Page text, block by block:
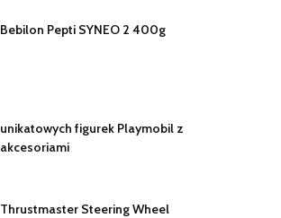
Bebilon Pepti SYNEO 2 400g
unikatowych figurek Playmobil z
akcesoriami
Thrustmaster Steering Wheel